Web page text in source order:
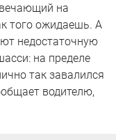
на
того ожидаешь. А
недостаточную
на пределе
так завалился
водителю,